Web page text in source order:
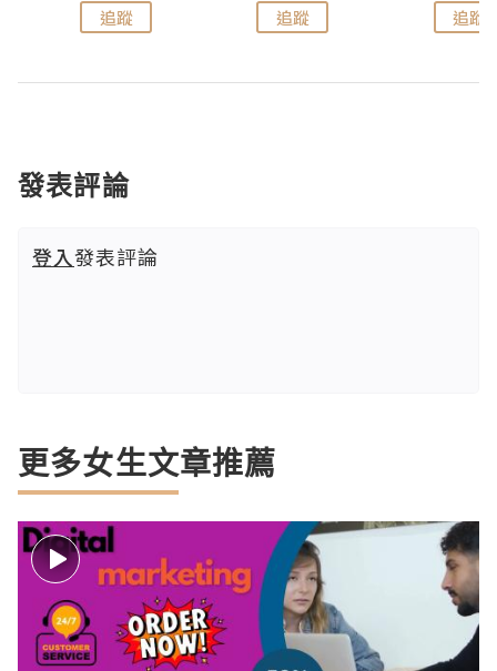
追蹤 追蹤 追蹤
發表評論
登入發表評論
更多女生文章推薦